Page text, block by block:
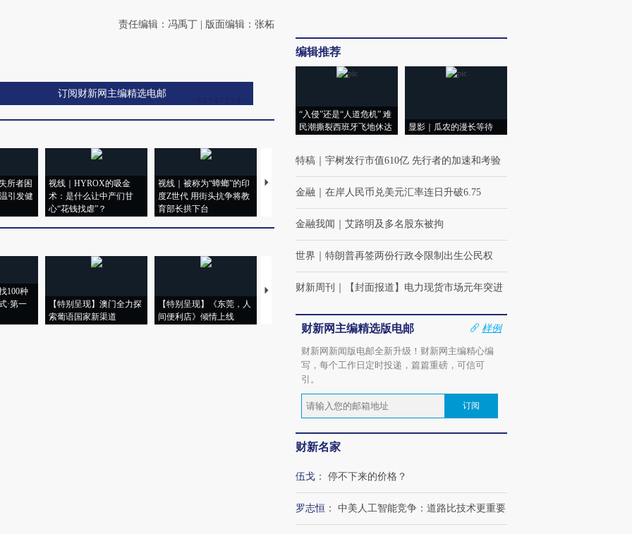
责任编辑：冯禹丁 | 版面编辑：张柘
订阅财新网主编精选电邮
所者困
引发健
视线｜HYROX的吸金
术：是什么让中产们甘
心“花钱找虐”？
视线｜被称为“蟑螂”的印
度Z世代 用街头抗争将教
育部长拱下台
视线｜“入侵”还是“人道危
机”？难民潮撕裂西班牙
飞地休达
128毫米 紧急转移近4000
人
米
100种
·第一
【特别呈现】澳门全力探
索葡语国家新渠道
【特别呈现】《东莞，人
间便利店》倾情上线
【推广】走进第四届链博
【特别呈现】寻找100种
对
【商旅对话】华住集团
住三大增长引擎是什么？
编辑推荐
“入侵”还是“人道危机” 难
民潮撕裂西班牙飞地休达
显影｜瓜农的漫长等待
特稿 宇树发行市值610亿 先行者的加速和考验
金融 在岸人民币兑美元汇率连日升破6.75
金融我闻 艾路明及多名股东被拘
世界 特朗普再签两份行政令限制出生公民权
财新周刊 【封面报道】电力现货市场元年突进
财新网主编精选版电邮 样例
财新网新闻版电邮全新升级！财新网主编精心编
写，每个工作日定时投递，篇篇重磅，可信可
引。
订阅
财新名家
伍戈 ： 停不下来的价格？
罗志恒 ： 中美人工智能竞争：道路比技术更重要